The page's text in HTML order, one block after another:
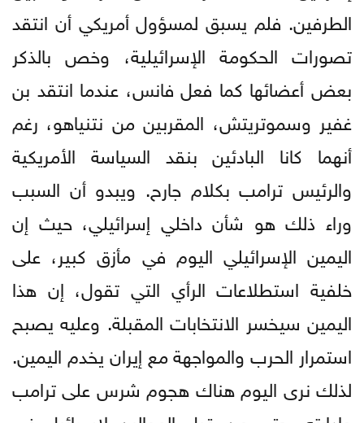
الطرفين. فلم يسبق لمسؤول أمريكي أن انتقد
تصورات الحكومة الإسرائيلية، وخص بالذكر
بعض أعضائها كما فعل فانس، عندما انتقد بن
غفير وسموتريتش، المقربين من نتنياهو، رغم
أنهما كانا البادئين بنقد السياسة الأمريكية
والرئيس ترامب بكلام جارح. ويبدو أن السبب
وراء ذلك هو شأن داخلي إسرائيلي، حيث إن
اليمين الإسرائيلي اليوم في مأزق كبير، على
خلفية استطلاعات الرأي التي تقول، إن هذا
اليمين سيخسر الانتخابات المقبلة. وعليه يصبح
استمرار الحرب والمواجهة مع إيران يخدم اليمين.
لذلك نرى اليوم هناك هجوم شرس على ترامب